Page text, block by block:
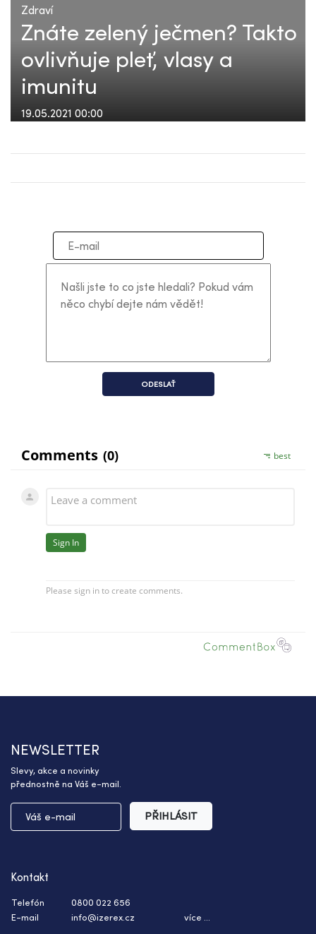
Zdraví
Znáte zelený ječmen? Takto
ovlivňuje pleť, vlasy a
imunitu
19.05.2021 00:00
ODESLAŤ
NEWSLETTER
Slevy, akce a novinky
přednostně na Váš e-mail.
PŘIHLÁSIT
Kontakt
Telefón
0800 022 656
E-mail
info@izerex.cz více ...